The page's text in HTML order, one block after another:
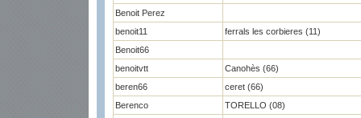
Benoit Perez
benoit11
ferrals les corbieres (11)
Benoit66
benoitvtt
Canohès (66)
beren66
ceret (66)
Berenco
TORELLO (08)